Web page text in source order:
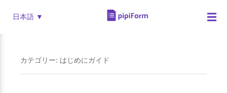
日本語 ▼ ☰
カテゴリー: はじめにガイド